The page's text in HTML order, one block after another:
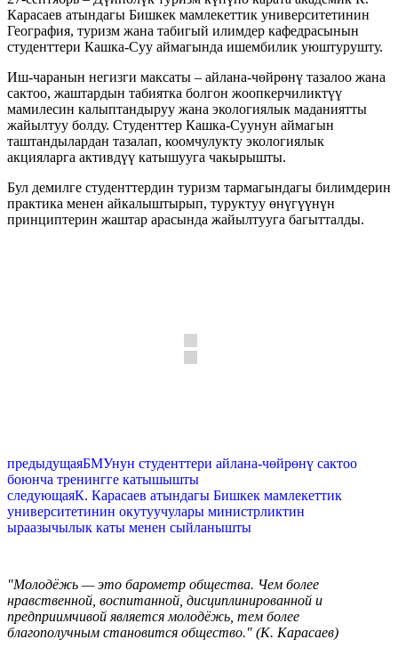
Карасаев атындагы Бишкек мамлекеттик университетинин
География, туризм жана табигый илимдер кафедрасынын
студенттери Кашка-Суу аймагында ишембилик уюштурушту.
Иш-чаранын негизги максаты – айлана-чөйрөнү тазалоо жана
сактоо, жаштардын табиятка болгон жоопкерчиликтүү
мамилесин калыптандыруу жана экологиялык маданиятты
жайылтуу болду. Студенттер Кашка-Суунун аймагын
таштандылардан тазалап, коомчулукту экологиялык
акцияларга активдүү катышууга чакырышты.
Бул демилге студенттердин туризм тармагындагы билимдерин
практика менен айкалыштырып, туруктуу өнүгүүнүн
принциптерин жаштар арасында жайылтууга багытталды.
предыдущаяБМУнун студенттери айлана-чөйрөнү сактоо
боюнча тренингге катышышты
следующаяК. Карасаев атындагы Бишкек мамлекеттик
университетинин окутуучулары министрликтин
ыраазычылык каты менен сыйланышты
"Молодёжь — это барометр общества. Чем более
нравственной, воспитанной, дисциплинированной и
предприимчивой является молодёжь, тем более
благополучным становится общество." (К. Карасаев)